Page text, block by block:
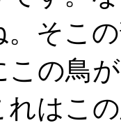
そこ
この鳥
はこ